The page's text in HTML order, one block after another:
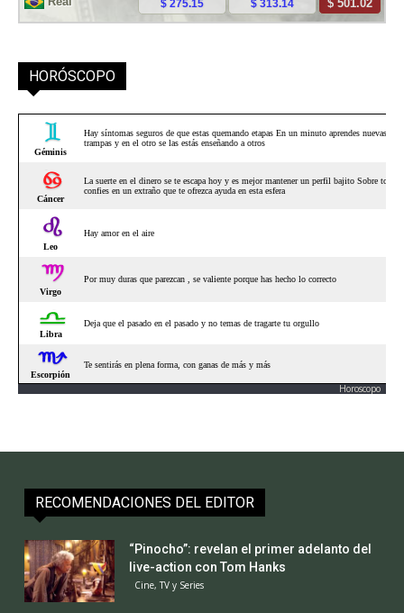
HORÓSCOPO
Horoscopo
RECOMENDACIONES DEL EDITOR
“Pinocho”: revelan el primer adelanto del
live-action con Tom Hanks
Cine, TV y Series